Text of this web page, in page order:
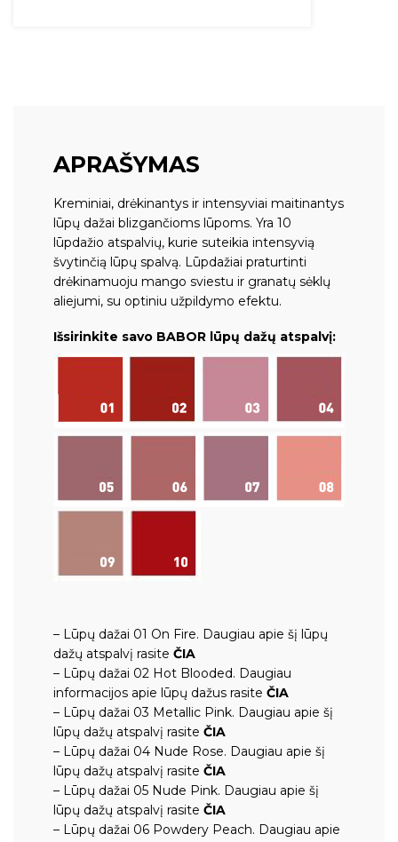
APRAŠYMAS
Kreminiai, drėkinantys ir intensyviai maitinantys
lūpų dažai blizgančioms lūpoms. Yra 10
lūpdažio atspalvių, kurie suteikia intensyvią
švytinčią lūpų spalvą. Lūpdažiai praturtinti
drėkinamuoju mango sviestu ir granatų sėklų
aliejumi, su optiniu užpildymo efektu.
Išsirinkite savo BABOR lūpų dažų atspalvį:
– Lūpų dažai 01 On Fire. Daugiau apie šį lūpų
dažų atspalvį rasite ČIA
– Lūpų dažai 02 Hot Blooded. Daugiau
informacijos apie lūpų dažus rasite ČIA
– Lūpų dažai 03 Metallic Pink. Daugiau apie šį
lūpų dažų atspalvį rasite ČIA
– Lūpų dažai 04 Nude Rose. Daugiau apie šį
lūpų dažų atspalvį rasite ČIA
– Lūpų dažai 05 Nude Pink. Daugiau apie šį
lūpų dažų atspalvį rasite ČIA
– Lūpų dažai 06 Powdery Peach. Daugiau apie